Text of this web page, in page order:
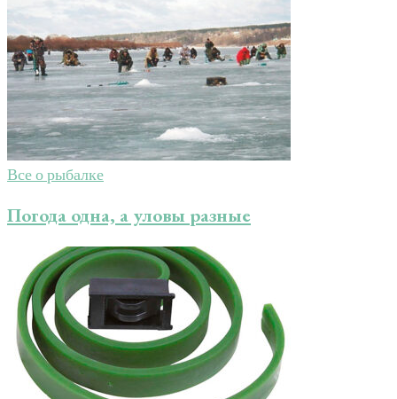
Все о рыбалке
Погода одна, а уловы разные